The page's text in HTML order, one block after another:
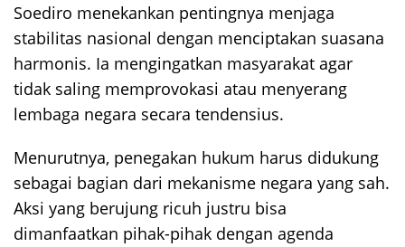
Soediro menekankan pentingnya menjaga
stabilitas nasional dengan menciptakan suasana
harmonis. Ia mengingatkan masyarakat agar
tidak saling memprovokasi atau menyerang
lembaga negara secara tendensius.
Menurutnya, penegakan hukum harus didukung
sebagai bagian dari mekanisme negara yang sah.
Aksi yang berujung ricuh justru bisa
dimanfaatkan pihak-pihak dengan agenda